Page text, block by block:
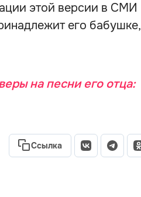
этой версии в СМИ
его бабушке,
на песни его отца:
Ссылка